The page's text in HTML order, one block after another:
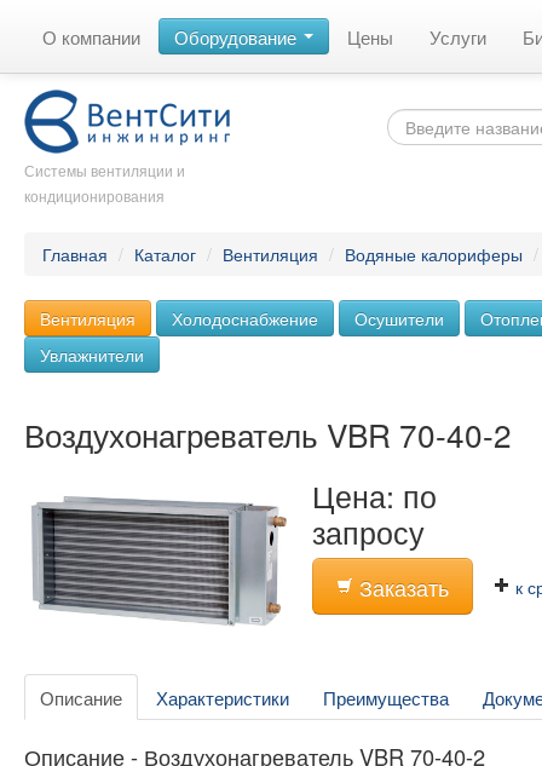
О компании Оборудование Цены Услуги
Системы вентиляции и
кондиционирования
Главная / Каталог / Вентиляция / Водяные калориферы /
Вентиляция Холодоснабжение Осушители
Увлажнители
Воздухонагреватель VBR 70-40-2
Цена: по
запросу
Заказать к
Описание Характеристики Преимущества
Описание - Воздухонагреватель VBR 70-40-2